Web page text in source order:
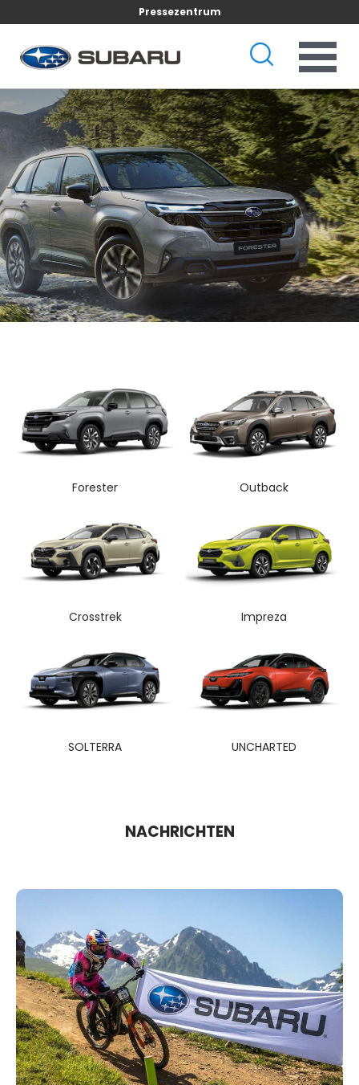
Pressezentrum
Forester Outback
Crosstrek Impreza
SOLTERRA UNCHARTED
NACHRICHTEN